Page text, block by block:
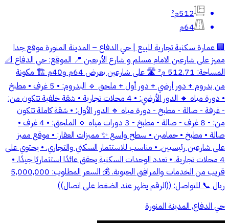
512م²
64م
🏢 عمارة سكنية تجارية للبيع | حي الدفاع – المدينة المنورة موقع جدا
مميز على شارعين الامام مسلم و شارع الأربعين 📍 الموقع: حي الدفاع 📐
المساحة: 512.71 م² 🛣️ على شارعين بعرض 64م و40م 🏗️ مكونة
من بدروم + دور أرضي + دور أول + ملحق 🔹 البدروم: • 5 غرف • مطبخ
• دورة مياه 🔹 الدور الأرضي: • 4 محلات تجارية • شقة خلفية تتكون من:
- غرفة - صالة - مطبخ - دورة مياه 🔹 الدور الأول: • شقة كاملة تتكون
من: - 8 غرف - صالة - مطبخ - 3 دورات مياه 🔹 الملحق: • 4 غرف •
صالة • مطبخ • حمامين • سطح واسع ✨ مميزات العقار: • موقع مميز
على شارعين رئيسيين. • مناسب للاستثمار السكني والتجاري. • يحتوي على
4 محلات تجارية. • تعدد الوحدات السكنية يحقق عائدًا استثماريًا جيدًا. •
قريب من الخدمات والمرافق الحيوية. 💰 السعر المطلوب: 5,000,000
ريال 📞 للتواصل: ((الرقم يظهر عند الضغط على اتصال))
حي الدفاع, المدينة المنورة